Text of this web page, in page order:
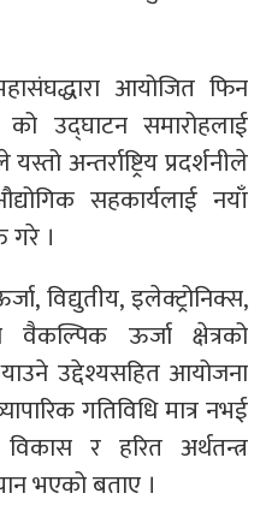
आयोजित फिन
उद्घाटन समारोहलाई
अन्तर्राष्ट्रिय प्रदर्शनीले
सहकार्यलाई नयाँ
गरे ।
विद्युतीय, इलेक्ट्रोनिक्स,
वैकल्पिक ऊर्जा क्षेत्रको
उद्देश्यसहित आयोजना
गतिविधि मात्र नभई
विकास र हरित अर्थतन्त्र
भएको बताए ।